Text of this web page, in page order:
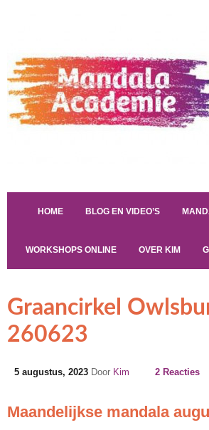
HOME BLOG EN VIDEO’S
WORKSHOPS ONLINE OVER KIM
Graancirkel
260623
5 augustus, 2023 Door Kim 2 Reacties
Maandelijkse mandala